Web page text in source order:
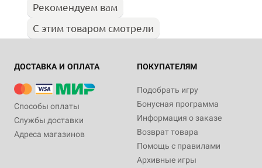
Рекомендуем вам
С этим товаром смотрели
ДОСТАВКА И ОПЛАТА
Способы оплаты
Службы доставки
Адреса магазинов
ПОКУПАТЕЛЯМ
Подобрать игру
Бонусная программа
Информация о заказе
Возврат товара
Помощь с правилами
Архивные игры